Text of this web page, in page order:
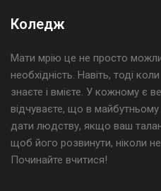
Коледж
Мати мрію це не просто
необхідність. Навіть, тоді
знаєте і вмієте. У кожному є
відчуваєте, що в
дати людству, якщо ваш
щоб його розвинути, ніколи
Починайте вчитися!